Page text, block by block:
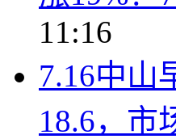
11:16
7.16中山
18.6，市